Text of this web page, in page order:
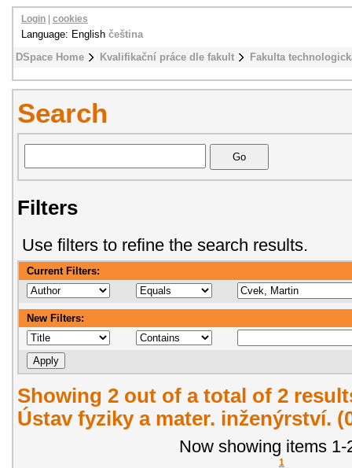
DSpace Home Kvalifikační práce dle fakult Fakulta
Login cookies
Language: English čeština
Search
Filters
Use filters to refine the search results.
Current Filters:
New Filters:
Showing 2 out of a total of 2
Ústav fyziky a mater. inženýrství.
Now showing items 1-
1